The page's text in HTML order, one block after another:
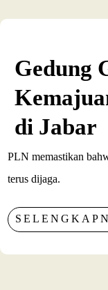
Gedung
di Jabar
PLN memastikan
terus dijaga.